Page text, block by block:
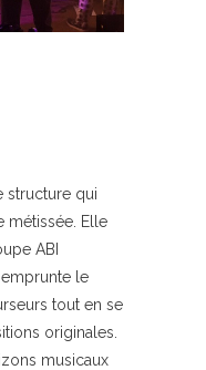
structure qui
métissée. Elle
ABI
emprunte le
tout en se
originales.
musicaux